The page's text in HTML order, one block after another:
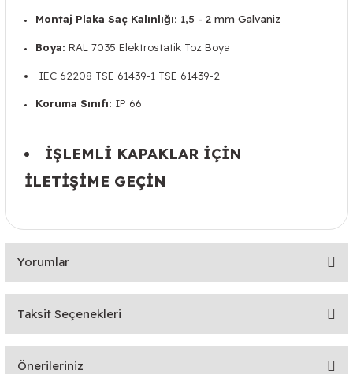
Montaj Plaka Saç Kalınlığı: 1,5 -2 mm Galvaniz
Boya: RAL 7035 Elektrostatik Toz Boya
IEC 62208 TSE 61439-1 TSE 61439-2
Koruma Sınıfı: IP 66
İŞLEMLİ KAPAKLAR İÇİN
İLETİŞİME GEÇİN
Yorumlar
Bu ürüne ilk yorumu siz yapın!
Taksit Seçenekleri
Önerileriniz